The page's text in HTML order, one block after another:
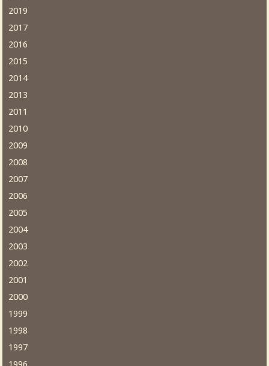
2019
2017
2016
2015
2014
2013
2011
2010
2009
2008
2007
2006
2005
2004
2003
2002
2001
2000
1999
1998
1997